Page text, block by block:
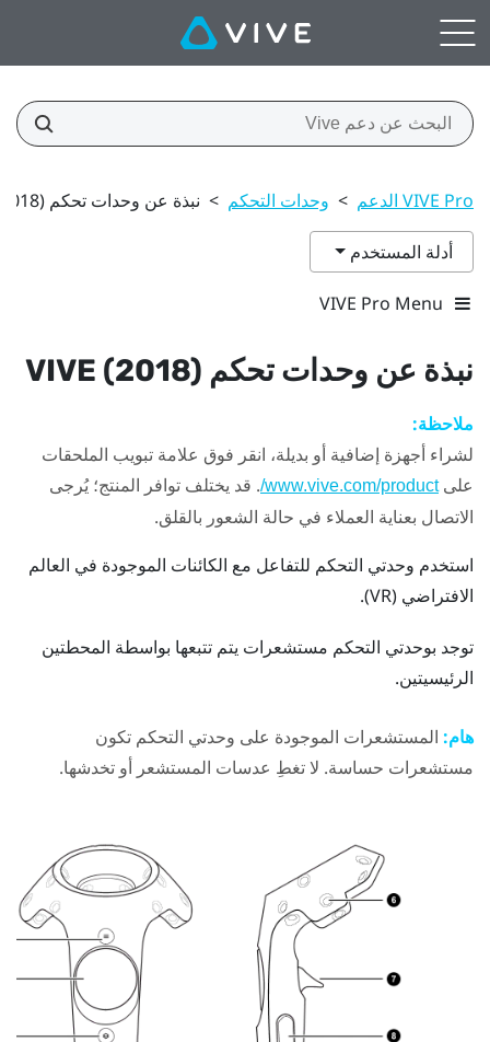
VIVE Pro الدعم > وحدات التحكم > نبذة عن وحدات تحكم VIVE (2018)
أدلة المستخدم
VIVE Pro Menu
نبذة عن وحدات تحكم VIVE (2018)
ملاحظة:
لشراء أجهزة إضافية أو بديلة، انقر فوق علامة تبويب الملحقات
علىwww.vive.com/product/ . قد يختلف توافر المنتج؛ يُرجى
الاتصال بعناية العملاء في حالة الشعور بالقلق.
استخدم وحدتي التحكم للتفاعل مع الكائنات الموجودة في العالم
الافتراضي (VR).
توجد بوحدتي التحكم مستشعرات يتم تتبعها بواسطة المحطتين
الرئيسيتين.
هام: المستشعرات الموجودة على وحدتي التحكم تكون
مستشعرات حساسة. لا تغطِ عدسات المستشعر أو تخدشها.